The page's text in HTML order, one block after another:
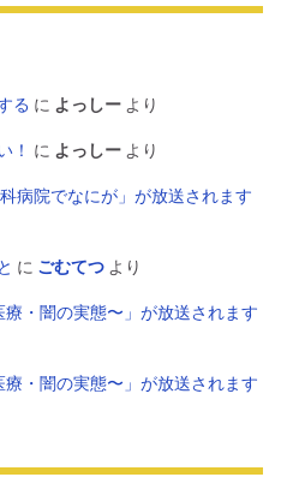
る に よっしー より
！ に よっしー より
病院でなにが」が放送されます
に ごむてつ より
・闇の実態〜」が放送されます
・闇の実態〜」が放送されます